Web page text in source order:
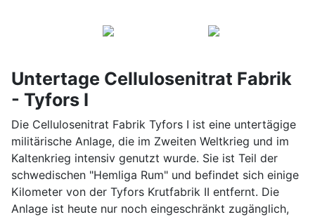
Untertage Cellulosenitrat Fabrik
- Tyfors I
Die Cellulosenitrat Fabrik Tyfors I ist eine untertägige
militärische Anlage, die im Zweiten Weltkrieg und im
Kaltenkrieg intensiv genutzt wurde. Sie ist Teil der
schwedischen "Hemliga Rum" und befindet sich einige
Kilometer von der Tyfors Krutfabrik II entfernt. Die
Anlage ist heute nur noch eingeschränkt zugänglich,